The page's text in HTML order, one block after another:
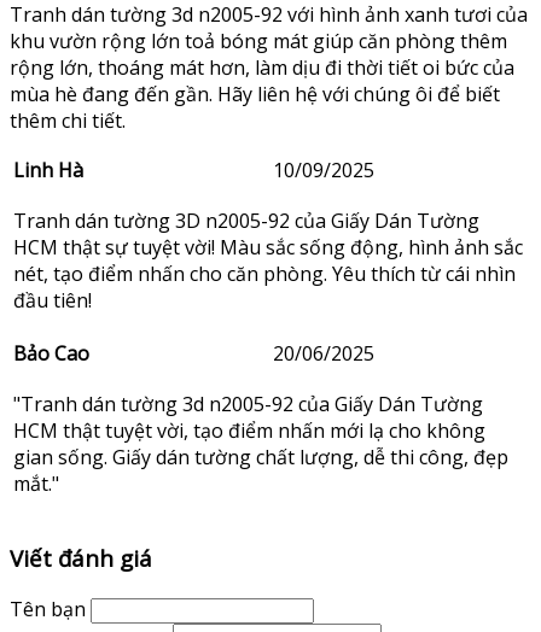
Tranh dán tường 3d n2005-92 với hình ảnh xanh tươi của
khu vườn rộng lớn toả bóng mát giúp căn phòng thêm
rộng lớn, thoáng mát hơn, làm dịu đi thời tiết oi bức của
mùa hè đang đến gần. Hãy liên hệ với chúng ôi để biết
thêm chi tiết.
Linh Hà
10/09/2025
Tranh dán tường 3D n2005-92 của Giấy Dán Tường
HCM thật sự tuyệt vời! Màu sắc sống động, hình ảnh sắc
nét, tạo điểm nhấn cho căn phòng. Yêu thích từ cái nhìn
đầu tiên!
Bảo Cao
20/06/2025
"Tranh dán tường 3d n2005-92 của Giấy Dán Tường
HCM thật tuyệt vời, tạo điểm nhấn mới lạ cho không
gian sống. Giấy dán tường chất lượng, dễ thi công, đẹp
mắt."
Viết đánh giá
Tên bạn